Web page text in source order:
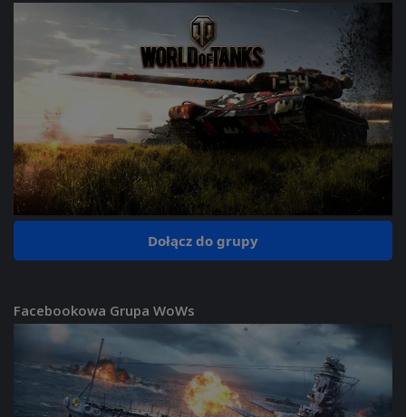
Dołącz do grupy
Facebookowa Grupa WoWs